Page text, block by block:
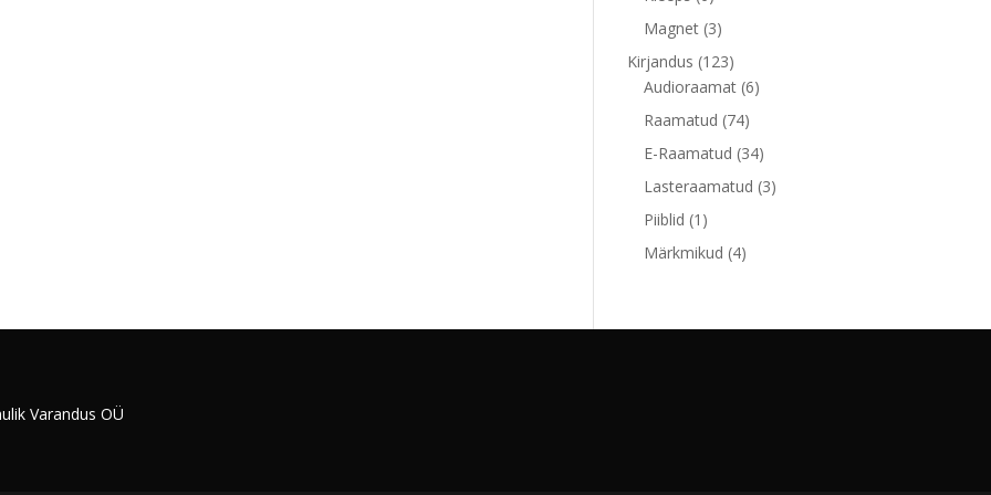
toodet
Magnet 33
toodet
Kirjandus 123123
toodet
Audioraamat 66
Raamatud 7474
toodet
E-Raamatud 3434
toodet
Lasteraamatud 33
Piiblid 1 1
toode
Märkmikud 44
Varandus OÜ